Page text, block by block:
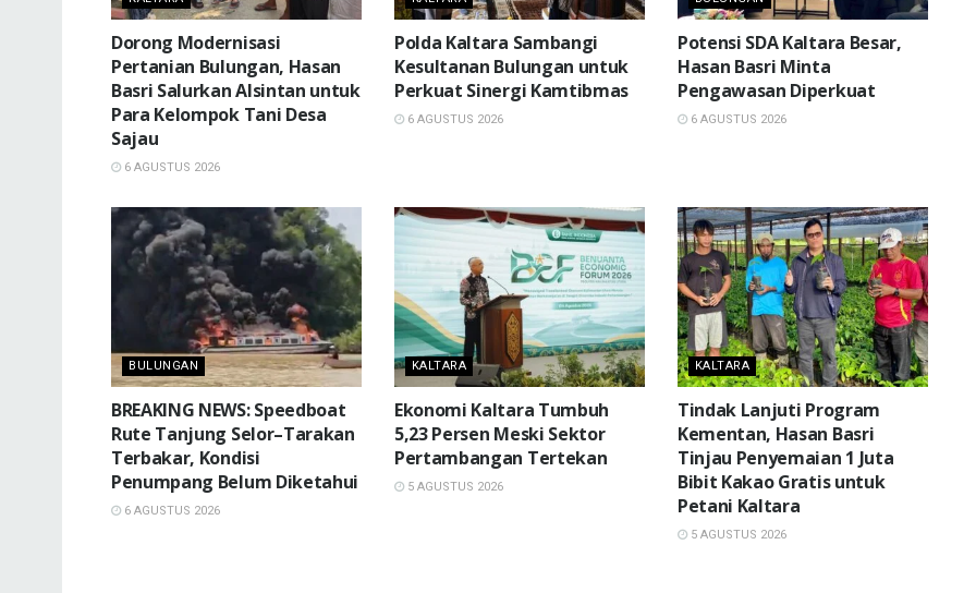
Dorong Modernisasi
Pertanian Bulungan, Hasan
Basri Salurkan Alsintan untuk
Para Kelompok Tani Desa
Sajau
6 AGUSTUS 2026
Polda Kaltara Sambangi
Kesultanan Bulungan untuk
Perkuat Sinergi Kamtibmas
6 AGUSTUS 2026
Potensi SDA Kaltara Besar,
Hasan Basri Minta
Pengawasan Diperkuat
6 AGUSTUS 2026
BULUNGAN
BREAKING NEWS: Speedboat
Rute Tanjung Selor–Tarakan
Terbakar, Kondisi
Penumpang Belum Diketahui
6 AGUSTUS 2026
KALTARA
Ekonomi Kaltara Tumbuh
5,23 Persen Meski Sektor
Pertambangan Tertekan
5 AGUSTUS 2026
KALTARA
Tindak Lanjuti Program
Kementan, Hasan Basri
Tinjau Penyemaian 1 Juta
Bibit Kakao Gratis untuk
Petani Kaltara
5 AGUSTUS 2026